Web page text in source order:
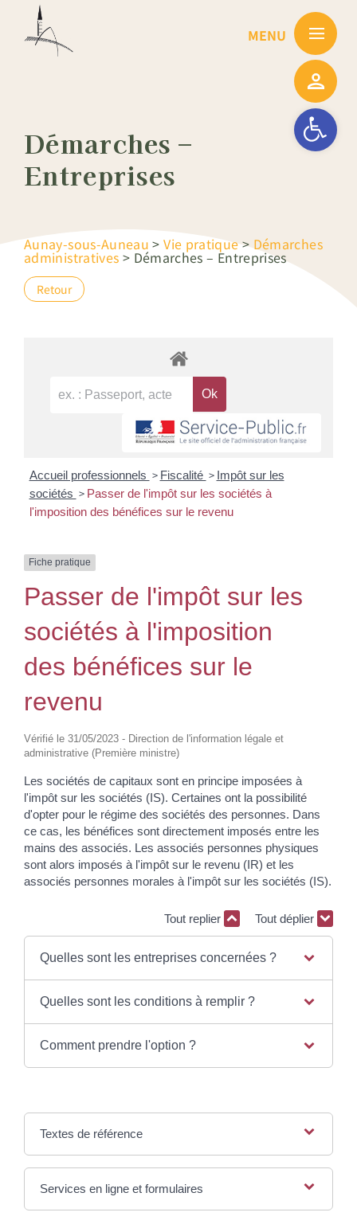
Ouvrir la
Démarches –
Entreprises
Aunay-sous-Auneau >Vie pratique>Démarches
administratives > Démarches – Entreprises
Retour
Accueil professionnels > Fiscalité > Impôt sur les
sociétés > Passer de l'impôt sur les sociétés à
l'imposition des bénéfices sur le revenu
Fiche pratique
Passer de l'impôt sur les
sociétés à l'imposition
des bénéfices sur le
revenu
Vérifié le 31/05/2023 - Direction de l'information légale et
administrative (Première ministre)
Les sociétés de capitaux sont en principe imposées à
l'impôt sur les sociétés (IS). Certaines ont la possibilité
d'opter pour le régime des sociétés des personnes. Dans
ce cas, les bénéfices sont directement imposés entre les
mains des associés. Les associés personnes physiques
sont alors imposés à l'impôt sur le revenu (IR) et les
associés personnes morales à l'impôt sur les sociétés (IS).
Tout replier Tout déplier
Quelles sont les entreprises concernées ?
Quelles sont les conditions à remplir ?
Comment prendre l'option ?
Textes de référence
Services en ligne et formulaires